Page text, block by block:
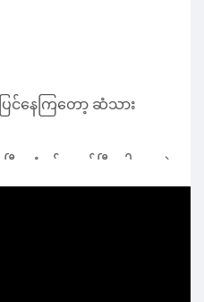
င်နေကြတော့ ဆံသား
ဆံပင်ကျွတ်ပြီး ပါးနေတဲ့
နည်းလမ်းလေးတွေကို